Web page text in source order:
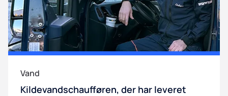
Vand
Kildevandschaufføren, der har leveret